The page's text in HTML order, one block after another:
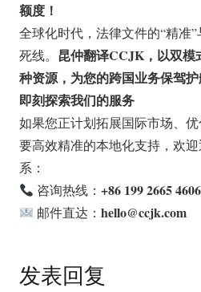
额度！
全球化时代，法律文件的“精准
死线。 昆仲翻译CCJK，以双模
种资源，为您的跨国业务保驾护
即刻探索我们的服务
如果您正计划拓展国际市场、
要高效精准的本地化支持，欢
系：
咨询热线：+86 199 2665 4606
邮件直达：hello@ccjk.com
发表回复